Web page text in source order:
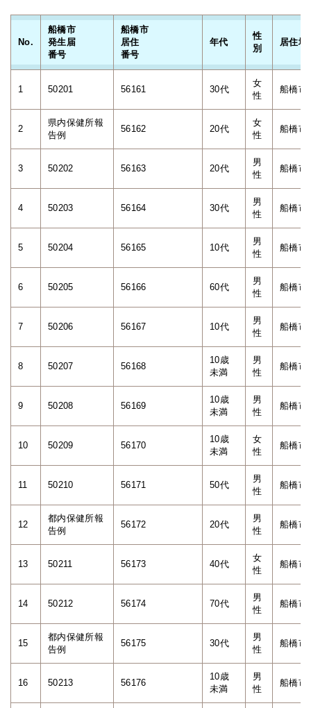
No.
船橋市
発生届
番号
船橋市
居住
番号
年代
性
別
居住地
1 50201 56161 30代
女
性
船橋市
2
県内保健所報
告例
56162 20代
女
性
船橋市
3 50202 56163 20代
男
性
船橋市
4 50203 56164 30代
男
性
船橋市
5 50204 56165 10代
男
性
船橋市
6 50205 56166 60代
男
性
船橋市
7 50206 56167 10代
男
性
船橋市
8 50207 56168
10歳
未満
男
性
船橋市
9 50208 56169
10歳
未満
男
性
船橋市
10 50209 56170
10歳
未満
女
性
船橋市
11 50210 56171 50代
男
性
船橋市
12
都内保健所報
告例
56172 20代
男
性
船橋市
13 50211 56173 40代
女
性
船橋市
14 50212 56174 70代
男
性
船橋市
15
都内保健所報
告例
56175 30代
男
性
船橋市
16 50213 56176
10歳
未満
男
性
船橋市